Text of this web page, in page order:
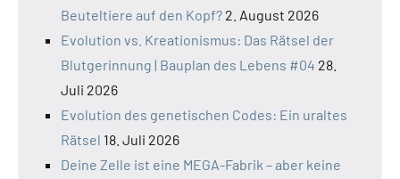
Beuteltiere auf den Kopf? 2. August 2026
Evolution vs. Kreationismus: Das Rätsel der
Blutgerinnung | Bauplan des Lebens #04 28.
Juli 2026
Evolution des genetischen Codes: Ein uraltes
Rätsel 18. Juli 2026
Deine Zelle ist eine MEGA-Fabrik – aber keine